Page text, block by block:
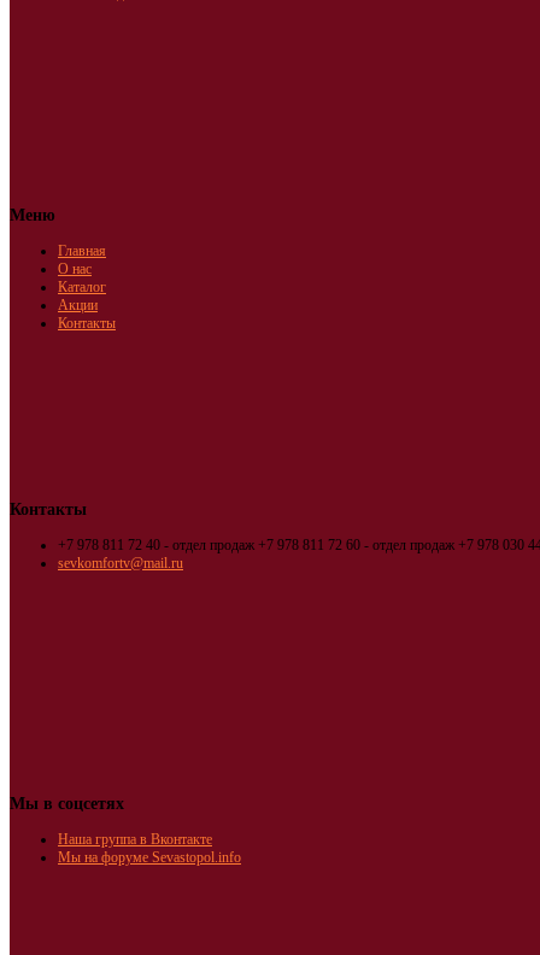
Меню
Главная
О нас
Каталог
Акции
Контакты
Контакты
+7 978 811 72 40 - отдел продаж +7 978 811 72 60 - отдел продаж +7 978 030
sevkomfortv@mail.ru
Мы в соцсетях
Наша группа в Вконтакте
Мы на форуме Sevastopol.info